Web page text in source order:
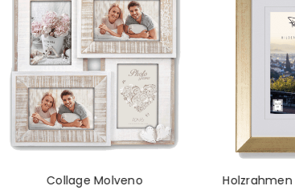
PASSWORT VERGESSEN?
Collage Molveno Holzrahmen